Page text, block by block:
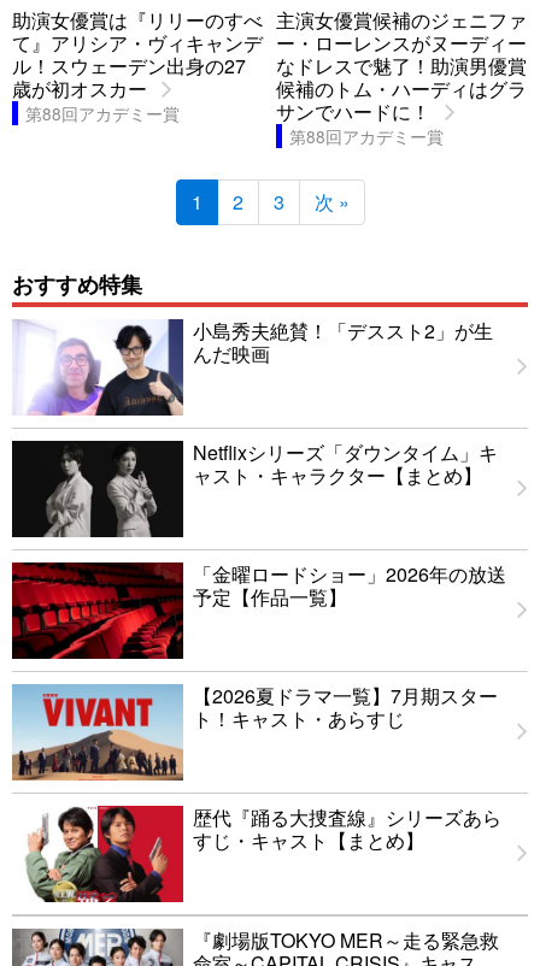
助演女優賞は『リリーのすべ
て』アリシア・ヴィキャンデ
ル！スウェーデン出身の27
歳が初オスカー
第88回アカデミー賞
主演女優賞候補のジェニファ
ー・ローレンスがヌーディー
なドレスで魅了！助演男優賞
候補のトム・ハーディはグラ
サンでハードに！
第88回アカデミー賞
1 2 3 次 »
おすすめ特集
小島秀夫絶賛！「デススト2」が生
んだ映画
Netflixシリーズ「ダウンタイム」キ
ャスト・キャラクター【まとめ】
「金曜ロードショー」2026年の放送
予定【作品一覧】
【2026夏ドラマ一覧】7月期スター
ト！キャスト・あらすじ
歴代『踊る大捜査線』シリーズあら
すじ・キャスト【まとめ】
『劇場版TOKYO MER～走る緊急救